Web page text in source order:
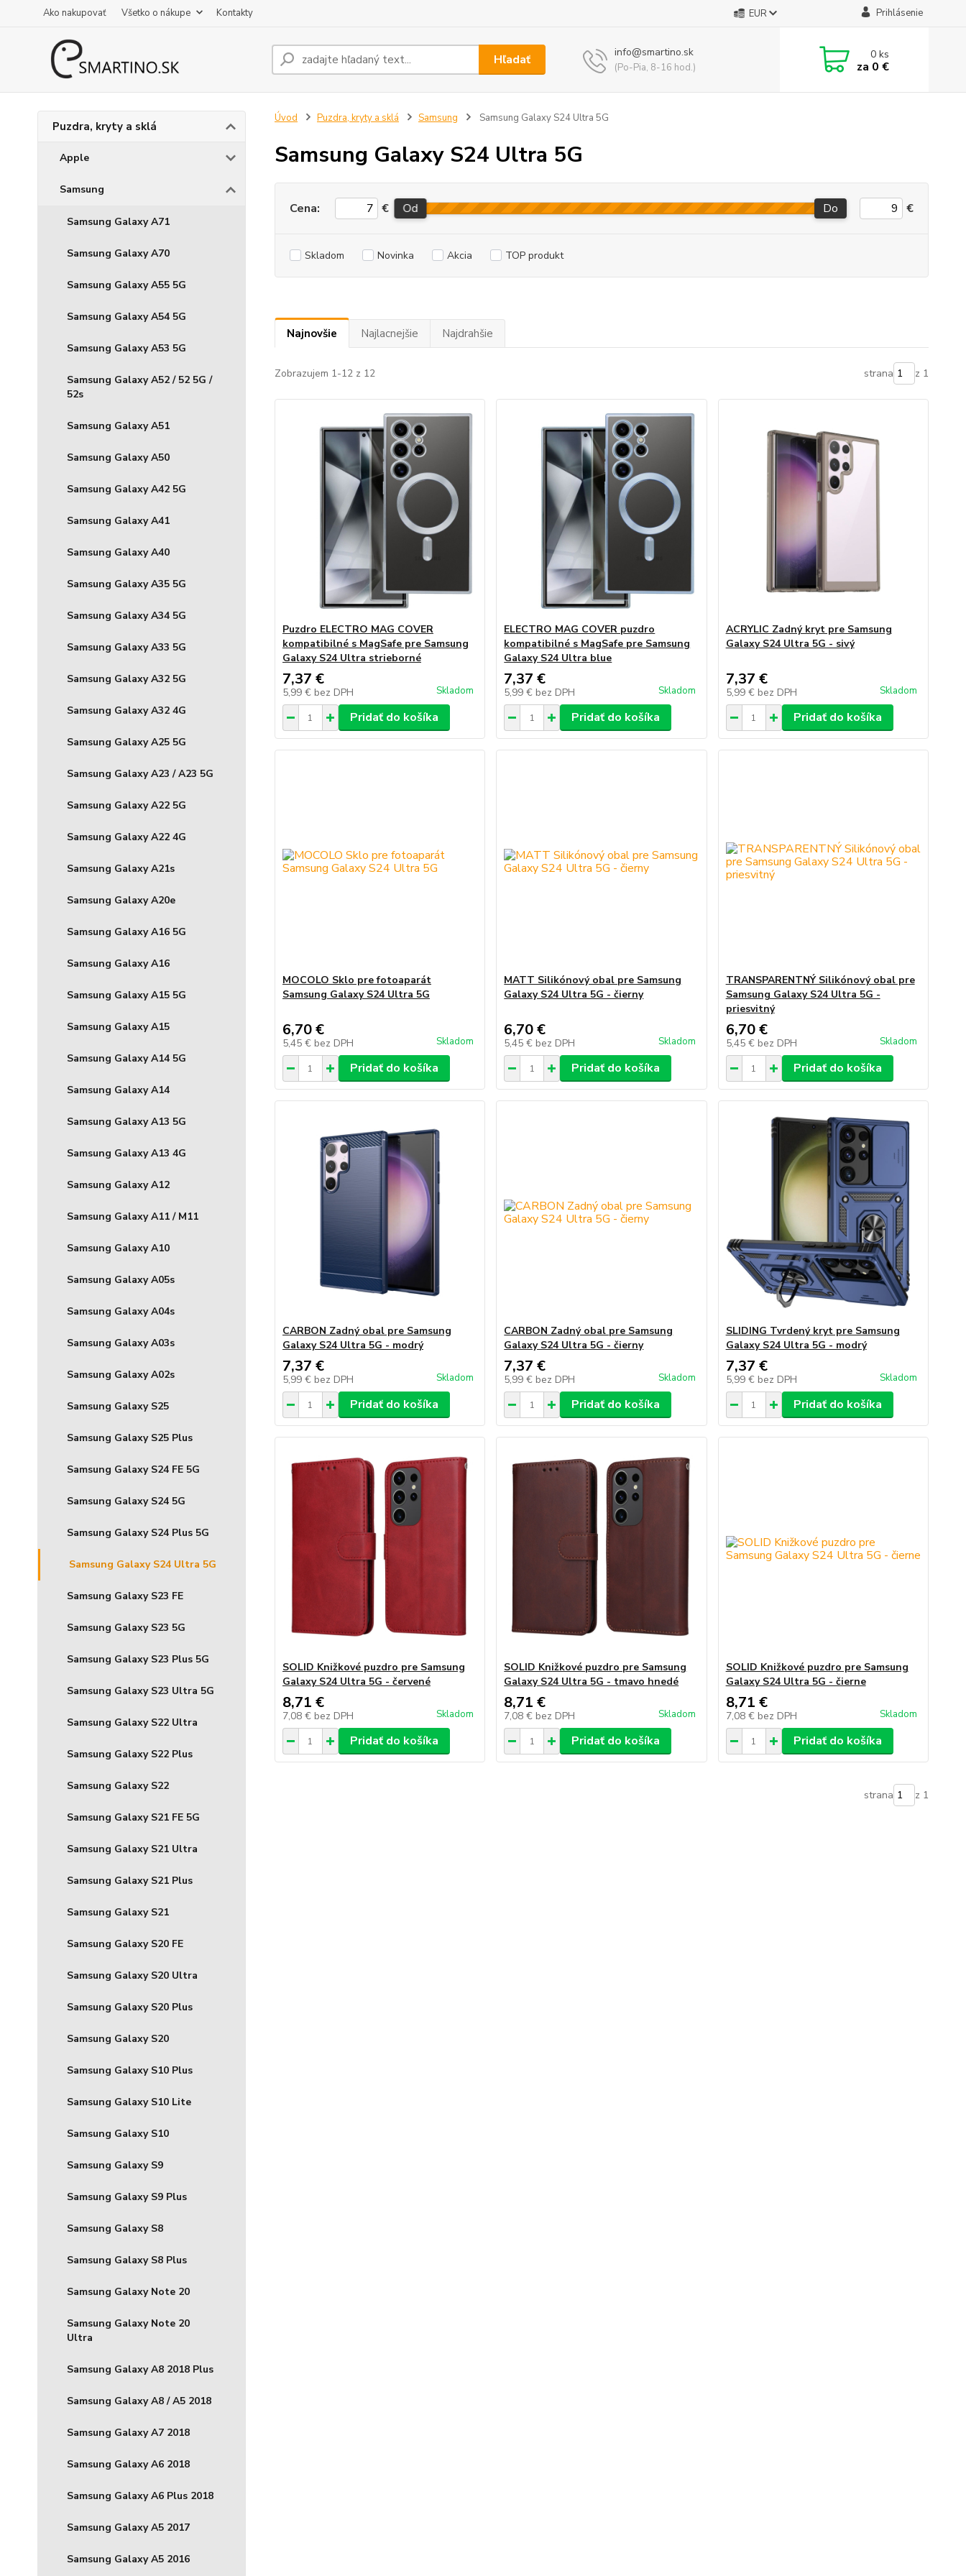
Ako nakupovať Všetko o nákupe Kontakty EUR Prihlásenie
Hľadať info@smartino.sk
(Po-Pia, 8-16 hod.)
0ks
za 0 €
Puzdra, kryty a sklá
Apple
Samsung
Samsung Galaxy A71
Samsung Galaxy A70
Samsung Galaxy A55 5G
Samsung Galaxy A54 5G
Samsung Galaxy A53 5G
Samsung Galaxy A52 / 52 5G /
52s
Samsung Galaxy A51
Samsung Galaxy A50
Samsung Galaxy A42 5G
Samsung Galaxy A41
Samsung Galaxy A40
Samsung Galaxy A35 5G
Samsung Galaxy A34 5G
Samsung Galaxy A33 5G
Samsung Galaxy A32 5G
Samsung Galaxy A32 4G
Samsung Galaxy A25 5G
Samsung Galaxy A23 / A23 5G
Samsung Galaxy A22 5G
Samsung Galaxy A22 4G
Samsung Galaxy A21s
Samsung Galaxy A20e
Samsung Galaxy A16 5G
Samsung Galaxy A16
Samsung Galaxy A15 5G
Samsung Galaxy A15
Samsung Galaxy A14 5G
Samsung Galaxy A14
Samsung Galaxy A13 5G
Samsung Galaxy A13 4G
Samsung Galaxy A12
Samsung Galaxy A11 / M11
Samsung Galaxy A10
Samsung Galaxy A05s
Samsung Galaxy A04s
Samsung Galaxy A03s
Samsung Galaxy A02s
Samsung Galaxy S25
Samsung Galaxy S25 Plus
Samsung Galaxy S24 FE 5G
Samsung Galaxy S24 5G
Samsung Galaxy S24 Plus 5G
Samsung Galaxy S24 Ultra 5G
Samsung Galaxy S23 FE
Samsung Galaxy S23 5G
Samsung Galaxy S23 Plus 5G
Samsung Galaxy S23 Ultra 5G
Samsung Galaxy S22 Ultra
Samsung Galaxy S22 Plus
Samsung Galaxy S22
Samsung Galaxy S21 FE 5G
Samsung Galaxy S21 Ultra
Samsung Galaxy S21 Plus
Samsung Galaxy S21
Samsung Galaxy S20 FE
Samsung Galaxy S20 Ultra
Samsung Galaxy S20 Plus
Samsung Galaxy S20
Samsung Galaxy S10 Plus
Samsung Galaxy S10 Lite
Samsung Galaxy S10
Samsung Galaxy S9
Samsung Galaxy S9 Plus
Samsung Galaxy S8
Samsung Galaxy S8 Plus
Samsung Galaxy Note 20
Samsung Galaxy Note 20
Ultra
Samsung Galaxy A8 2018 Plus
Samsung Galaxy A8 / A5 2018
Samsung Galaxy A7 2018
Samsung Galaxy A6 2018
Samsung Galaxy A6 Plus 2018
Samsung Galaxy A5 2017
Samsung Galaxy A5 2016
Úvod Puzdra, kryty a sklá Samsung Samsung Galaxy S24 Ultra 5G
Samsung Galaxy S24 Ultra 5G
Cena: € Od Do €
Skladom Novinka Akcia TOP produkt
Najnovšie Najlacnejšie Najdrahšie
Zobrazujem 1-12 z 12 strana z 1
Puzdro ELECTRO MAG COVER
kompatibilné s MagSafe pre Samsung
Galaxy S24 Ultra strieborné
7,37 €
5,99 € bez DPH Skladom
Pridať do košíka
ELECTRO MAG COVER puzdro
kompatibilné s MagSafe pre Samsung
Galaxy S24 Ultra blue
7,37 €
5,99 € bez DPH Skladom
Pridať do košíka
ACRYLIC Zadný kryt pre Samsung
Galaxy S24 Ultra 5G - sivý
7,37 €
5,99 € bez DPH Skladom
Pridať do košíka
MOCOLO Sklo pre fotoaparát
Samsung Galaxy S24 Ultra 5G
6,70 €
5,45 € bez DPH Skladom
Pridať do košíka
MATT Silikónový obal pre Samsung
Galaxy S24 Ultra 5G - čierny
6,70 €
5,45 € bez DPH Skladom
Pridať do košíka
TRANSPARENTNÝ Silikónový obal pre
Samsung Galaxy S24 Ultra 5G -
priesvitný
6,70 €
5,45 € bez DPH Skladom
Pridať do košíka
CARBON Zadný obal pre Samsung
Galaxy S24 Ultra 5G - modrý
7,37 €
5,99 € bez DPH Skladom
Pridať do košíka
CARBON Zadný obal pre Samsung
Galaxy S24 Ultra 5G - čierny
7,37 €
5,99 € bez DPH Skladom
Pridať do košíka
SLIDING Tvrdený kryt pre Samsung
Galaxy S24 Ultra 5G - modrý
7,37 €
5,99 € bez DPH Skladom
Pridať do košíka
SOLID Knižkové puzdro pre Samsung
Galaxy S24 Ultra 5G - červené
8,71 €
7,08 € bez DPH Skladom
Pridať do košíka
SOLID Knižkové puzdro pre Samsung
Galaxy S24 Ultra 5G - tmavo hnedé
8,71 €
7,08 € bez DPH Skladom
Pridať do košíka
SOLID Knižkové puzdro pre Samsung
Galaxy S24 Ultra 5G - čierne
8,71 €
7,08 € bez DPH Skladom
Pridať do košíka
strana z 1